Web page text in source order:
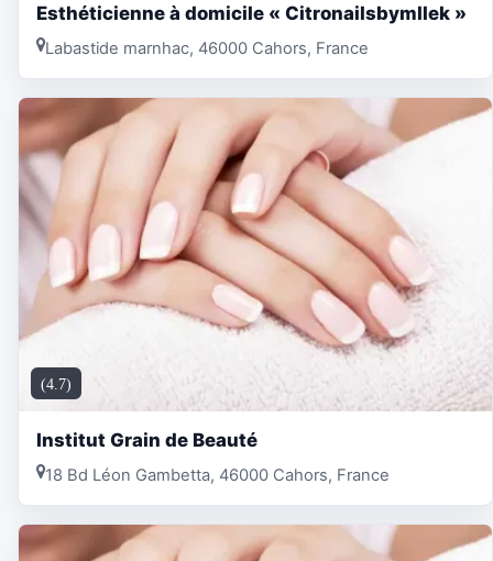
Esthéticienne à domicile « Citronailsbymllek »
Labastide marnhac, 46000 Cahors, France
(4.7)
Institut Grain de Beauté
18 Bd Léon Gambetta, 46000 Cahors, France